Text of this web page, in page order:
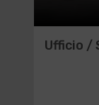
Ufficio /